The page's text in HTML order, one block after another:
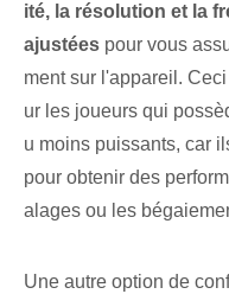
ité, la résolution et la
ajustées pour vous
ment sur l'appareil.
ur les joueurs qui
u moins puissants, car
pour obtenir des
alages ou les
Une autre option de